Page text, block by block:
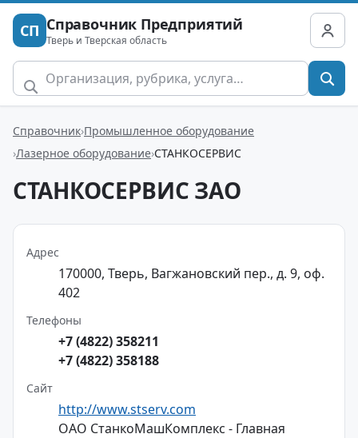
СП Справочник Предприятий
Тверь и Тверская область
Справочник Промышленное оборудование
Лазерное оборудование СТАНКОСЕРВИС
СТАНКОСЕРВИС ЗАО
Адрес
170000, Тверь, Вагжановский пер., д. 9, оф.
402
Телефоны
+7 (4822) 358211
+7 (4822) 358188
Сайт
http://www.stserv.com
ОАО СтанкоМашКомплекс - Главная